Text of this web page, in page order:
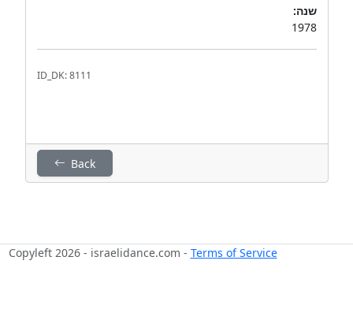
שנה:
1978
ID_DK: 8111
Back
Copyleft 2026 - israelidance.com - Terms of Service